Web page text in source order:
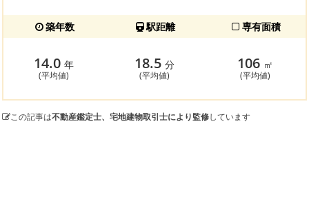
築年数 駅距離 専有面積
14.0 年
(平均値)
18.5 分
(平均値)
106 ㎡
(平均値)
この記事は不動産鑑定士、宅地建物取引士により監修しています